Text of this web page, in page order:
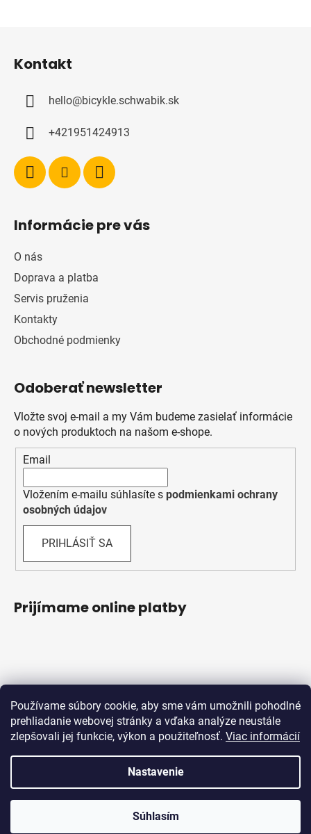
Používame súbory cookie, aby sme vám umožnili pohodlné
prehliadanie webovej stránky a vďaka analýze neustále
zlepšovali jej funkcie, výkon a použiteľnosť. Viac informácií
Nastavenie
Súhlasím
Kontakt
hello@bicykle.schwabik.sk
+421951424913
Informácie pre vás
O nás
Doprava a platba
Servis pruženia
Kontakty
Obchodné podmienky
Odoberať newsletter
Vložte svoj e-mail a my Vám budeme zasielať informácie
o nových produktoch na našom e-shope.
Email
Vložením e-mailu súhlasíte s podmienkami ochrany
osobných údajov
PRIHLÁSIŤ SA
Prijímame online platby
Obchodné podmienky
Ochrana osobných údajov
Vytvoril Shoptet
Bicykle Schwabik